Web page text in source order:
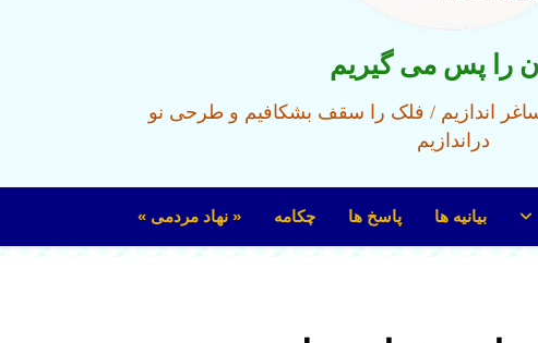
را پس می گیریم
اندازیم / فلک را سقف بشکافیم و طرحی نو
دراندازیم
بیانیه ها پاسخ ها چکامه « نهاد مردمی »